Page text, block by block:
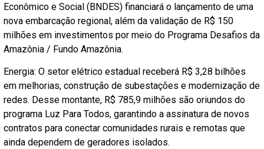
Econômico e Social (BNDES) financiará o lançamento de uma
nova embarcação regional, além da validação de R$ 150
milhões em investimentos por meio do Programa Desafios da
Amazônia / Fundo Amazônia.
Energia: O setor elétrico estadual receberá R$ 3,28 bilhões
em melhorias, construção de subestações e modernização de
redes. Desse montante, R$ 785,9 milhões são oriundos do
programa Luz Para Todos, garantindo a assinatura de novos
contratos para conectar comunidades rurais e remotas que
ainda dependem de geradores isolados.